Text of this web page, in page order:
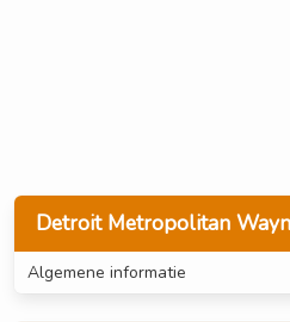
Detroit Metropolitan
Algemene informatie